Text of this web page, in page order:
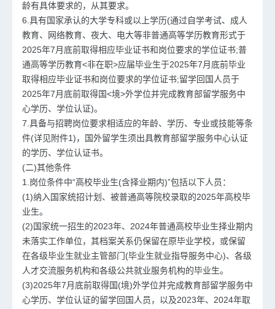
龄有具体要求的，从其要求。
6.具有国家承认的大学专科或以上学历(通过自学考试、成人
教育、网络教育、夜大、电大等非普通高等学历教育形式于
2025年7月底前取得相应毕业证书和岗位要求的学位证书;普
通高等学历教育<非在职>应届毕业生于2025年7月底前毕业
取得相应毕业证书和岗位要求的学位证书;留学回国人员于
2025年7月底前取得国<境>外学位并完成教育部留学服务中
心学历、学位认证)。
7.具备与招聘岗位要求相适应的年龄、学历、专业或技能等条
件(详见附件1)，国外留学生须出具教育部留学服务中心认证
的学历、学位认证书。
(二)其他条件
1.岗位条件中“高校毕业生(含择业期内)”包括以下人员：
(1)纳入国家统招计划、被普通高等院校录取的2025年高校毕
业生。
(2)国家统一招生的2023年、2024年普通高校毕业生择业期内
未落实工作单位，其档案关系仍保留在原毕业学校，或保留
在各级毕业生就业主管部门(毕业生就业指导服务中心)、各级
人才交流服务机构和各级公共就业服务机构的毕业生。
(3)2025年7月底前取得国(境)外学位并完成教育部留学服务中
心学历、学位认证的留学回国人员，以及2023年、2024年取